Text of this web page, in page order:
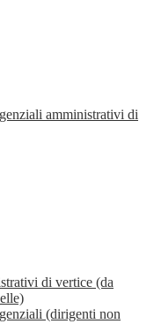
amministrativi di
di vertice (da
(dirigenti non